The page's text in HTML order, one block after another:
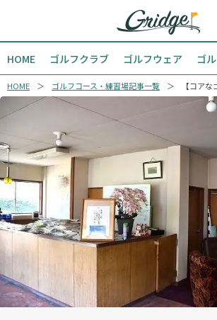
HOME ゴルフクラブ ゴルフウェア ゴ
HOME ゴルフコース・練習場記事一覧 【コア